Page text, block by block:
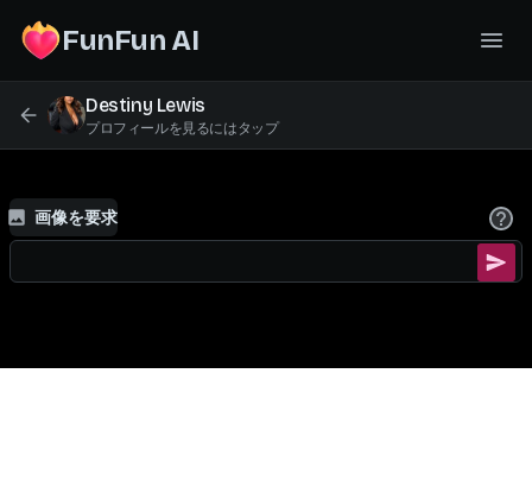
FunFun AI
Destiny Lewis
プロフィールを見るにはタップ
画像を要求